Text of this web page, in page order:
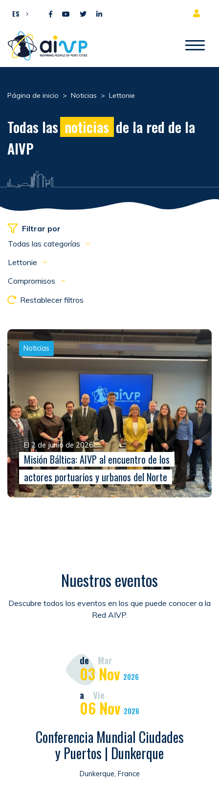
ES
Página de inicio > Noticias > Lettonie
Todas las noticias de la red de la
AIVP
Filtrar por
Todas las categorías
Lettonie
Compromisos
Restablecer filtros
Noticias
El 2 de junio de 2026
Misión Báltica: AIVP al encuentro de los
actores portuarios y urbanos del Norte
Nuestros eventos
Descubre todos los eventos en los que puede conocer a la
Red AIVP.
de Mar
03 Nov 2026
a Vie
06 Nov 2026
Conferencia Mundial Ciudades
y Puertos | Dunkerque
Dunkerque, France